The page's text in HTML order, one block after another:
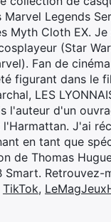
Marvel Legends
Myth Cloth EX. Je
(Star
Fan de
figurant dans le
LES
l'auteur d'un
J'ai
en tant que
de Thomas
Smart. Retrouvez-
TikTok,